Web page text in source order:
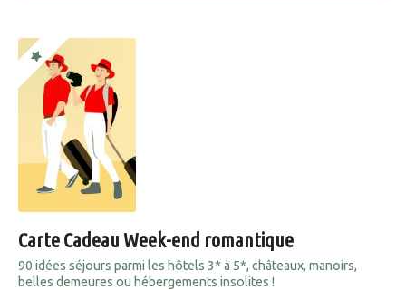
Carte Cadeau Week-end romantique
90 idées séjours parmi les hôtels 3* à 5*, châteaux, manoirs,
belles demeures ou hébergements insolites !